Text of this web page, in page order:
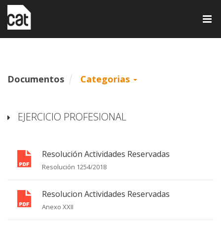
Documentos Categorias
EJERCICIO PROFESIONAL
Resolución Actividades Reservadas
Resolución 1254/2018
Resolucion Actividades Reservadas
Anexo XXII